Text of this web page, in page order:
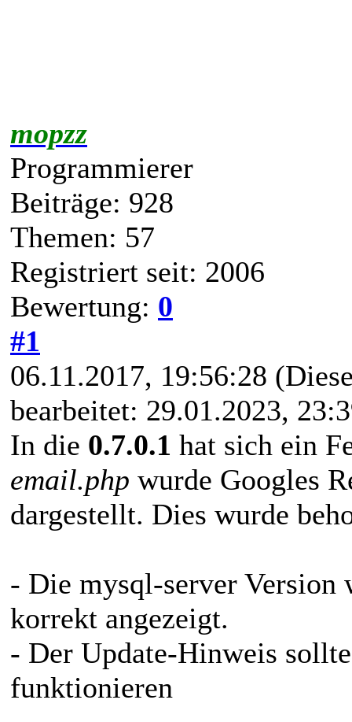
mopzz
Programmierer
Beiträge: 928
Themen: 57
Registriert seit: 2006
Bewertung:
#1
06.11.2017, 19:56:28
bearbeitet: 29.01.2023,
In die0.7.0.1hat sich ein
email.phpwurde Googles
- Die mysql-server
korrekt angezeigt.
- Der Update-Hinweis